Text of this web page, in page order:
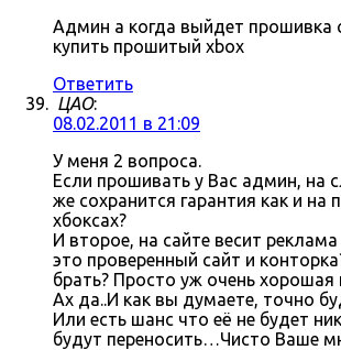
Админ а когда выйдет прошивка
купить прошитый xbox
Ответить
ЦАО:
08.02.2011 в 21:09
У меня 2 вопроса.
Если прошивать у Вас админ, на
же сохранится гарантия как и на
хбоксах?
И второе, на сайте весит
это проверенный сайт и
брать? Просто уж очень хорошая
Ах да..И как вы думаете, точно
Или есть шанс что её не будет
будут переносить…Чисто Ваше